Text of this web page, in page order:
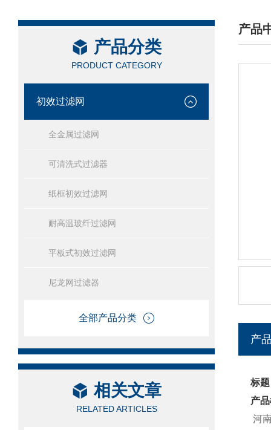
产品分类
PRODUCT CATEGORY
初效过滤网
全金属过滤网
可清洗式过滤器
纸框初效过滤网
耐高温玻纤过滤网
平板式初效过滤网
尼龙网过滤器
全部产品分类
相关文章
RELATED ARTICLES
产品
/
产
标
产
河